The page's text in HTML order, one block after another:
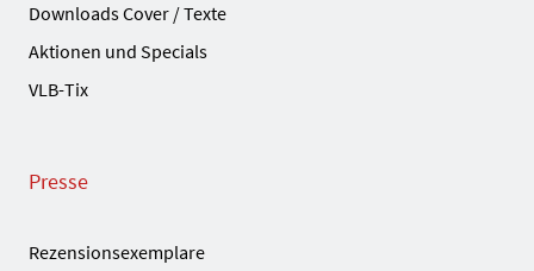
Downloads Cover / Texte
Aktionen und Specials
VLB-Tix
Presse
Rezensionsexemplare